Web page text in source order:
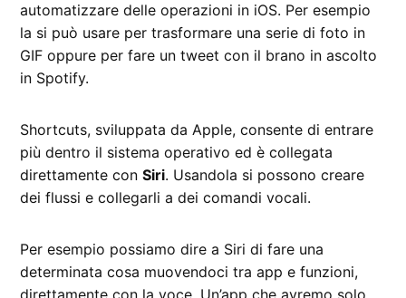
automatizzare delle operazioni in iOS. Per esempio
la si può usare per trasformare una serie di foto in
GIF oppure per fare un tweet con il brano in ascolto
in Spotify.
Shortcuts, sviluppata da Apple, consente di entrare
più dentro il sistema operativo ed è collegata
direttamente conSiri. Usandola si possono creare
dei flussi e collegarli a dei comandi vocali.
Per esempio possiamo dire a Siri di fare una
determinata cosa muovendoci tra app e funzioni,